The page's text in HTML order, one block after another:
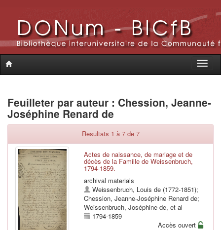
Toggle
Feuilleter par auteur : Chession, Jeanne-
Joséphine Renard de
Resultats 1 à 7 de 7
Actes de naissance, de mariage et de
décès de la Famille de Weissenbruch,
1794-1859.
archival materials
Weissenbruch, Louis de (1772-1851);
Chession, Jeanne-Joséphine Renard de;
Weissenbruch, Joséphine de, et al
1794-1859
Accès ouvert